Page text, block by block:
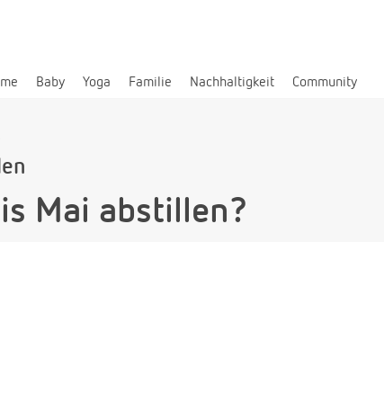
Baby Yoga Familie Nachhaltigkeit Community
Mai abstillen?